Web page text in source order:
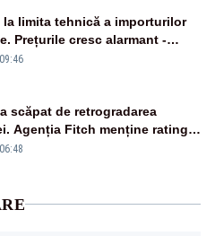
la limita tehnică a importurilor
Prețurile cresc alarmant -
Plus
scăpat de retrogradarea
Agenția Fitch menține ratingul
perspectivă negativă